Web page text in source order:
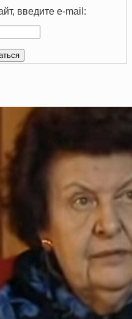
введите e-mail: